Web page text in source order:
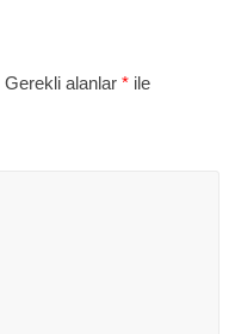
Gerekli alanlar* ile